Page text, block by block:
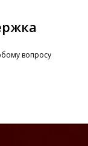
вопросу